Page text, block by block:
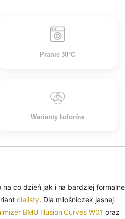
Pranie 30°C
Warianty kolorów
co dzień jak i na bardziej formalne
cielisty. Dla miłośniczek jasnej
BMU Illusion Curves W01 oraz